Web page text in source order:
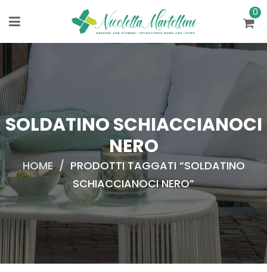
0
SOLDATINO SCHIACCIANOCI
NERO
HOME / PRODOTTI TAGGATI “SOLDATINO
SCHIACCIANOCI NERO”